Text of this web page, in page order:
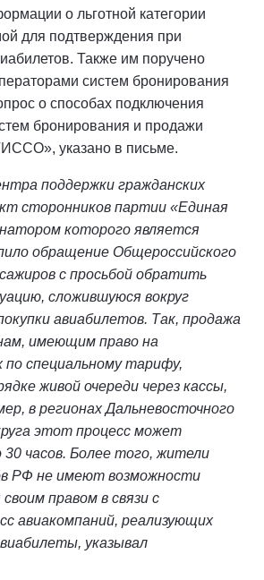
о льготной категории
для подтверждения при
Также им поручено
систем бронирования
о способах подключения
бронирования и продажи
указано в письме.
поддержки гражданских
сторонников партии «Единая
которого является
обращение Общероссийского
с просьбой обратить
сложившуюся вокруг
авиабилетов. Так, продажа
имеющим право на
по специальному тарифу,
живой очереди через кассы,
в регионах Дальневосточного
этот процесс может
30 часов. Более того, жители
РФ не имеют возможности
правом в связи с
авиакомпаний, реализующих
указывал